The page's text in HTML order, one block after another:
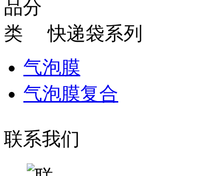
快递袋系列
气泡膜
气泡膜复合
联系我们